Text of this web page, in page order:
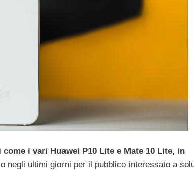
come i vari Huawei P10 Lite e Mate 10 Lite, in
negli ultimi giorni per il pubblico interessato a